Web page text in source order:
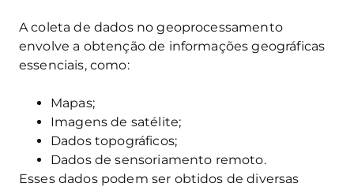
A coleta de dados no geoprocessamento
envolve a obtenção de informações geográficas
essenciais, como:
Mapas;
Imagens de satélite;
Dados topográficos;
Dados de sensoriamento remoto.
Esses dados podem ser obtidos de diversas